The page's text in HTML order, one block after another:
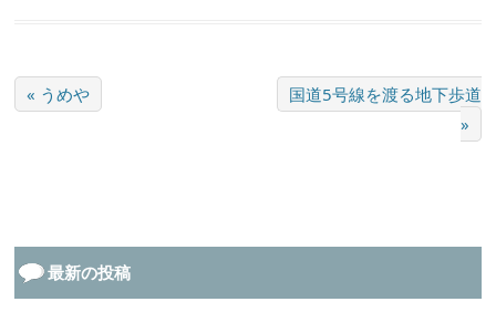
« うめや
国道5号線を渡る地下歩道
»
最新の投稿